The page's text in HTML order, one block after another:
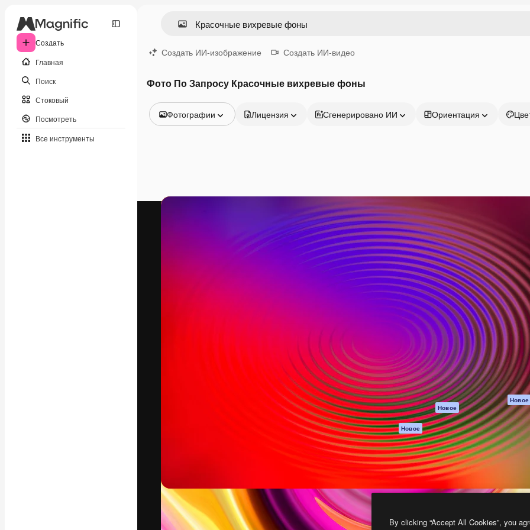
Создать
Главная
Поиск
Стоковый
Посмотреть
Все инструменты
Создать ИИ-изображение Создать ИИ-видео
Фото По Запросу Красочные вихревые фоны
Фотографии
Видео
Лицензия Сгенерировано ИИ Ориентация
Креативная платформа для создания
Продукция
Spaces
ИИ-помощник
Генератор
изображений ИИ
Генератор видео
Генератор голоса
на основе ИИ
Стоковый контент
MCP для
Claude/ChatGPT
Новое
Агенты Новое
API
Мобильное
приложение
Все инструменты
Magnific
Начать
Academy
Документация
Пакету ИИ
Служба
поддержки
Условия и
положения
Политика
Оригиналы Новое
Политика
cookie
Центр доверия
Партнеры
Предприятие
By clicking “Accept All Cookies”, you